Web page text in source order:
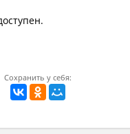
Сохранить у себя: